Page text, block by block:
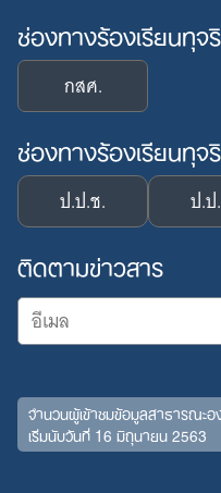
ช่องทางร้องเรียนทุจ
กสศ.
ช่องทางร้องเรียนทุ
ป.ป.ช. ป.
ติดตามข่าวสาร
จำนวนผู้เข้าชมข้อมูลสาธารณะ
เริ่มนับวันที่ 16 มิถุนายน 2563